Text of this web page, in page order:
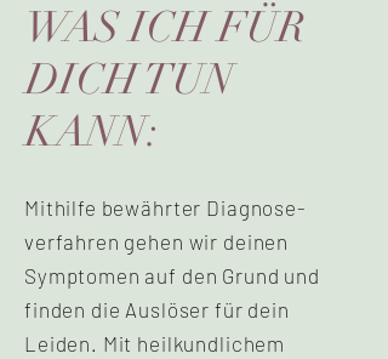
WAS ICH FÜR
DICH TUN
KANN:
Mithilfe bewährter Diagnose-
verfahren gehen wir deinen
Symptomen auf den Grund und
finden die Auslöser für dein
Leiden. Mit heilkundlichem